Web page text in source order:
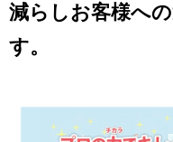
減らしお客様へ
す。